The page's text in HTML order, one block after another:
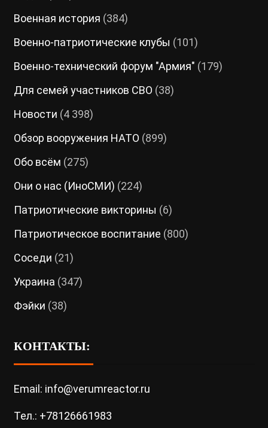
Военная история (384)
Военно-патриотические клубы (101)
Военно-технический форум "Армия" (179)
Для семей участников СВО (38)
Новости (4 398)
Обзор вооружения НАТО (899)
Обо всём (275)
Они о нас (ИноСМИ) (224)
Патриотические викторины (6)
Патриотическое воспитание (800)
Соседи (21)
Украина (347)
Фэйки (38)
КОНТАКТЫ:
Email: info@verumreactor.ru
Тел.: +78126661983